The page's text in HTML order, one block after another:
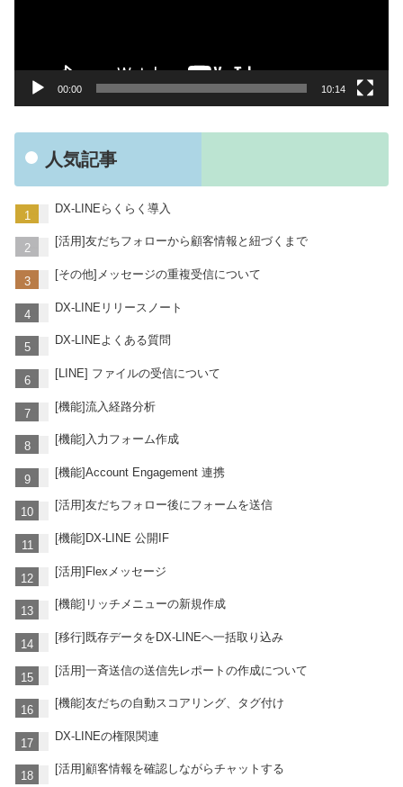
00:00 10:14
人気記事
DX-LINEらくらく導入
[活用]友だちフォローから顧客情報と紐づくまで
[その他]メッセージの重複受信について
DX-LINEリリースノート
DX-LINEよくある質問
[LINE] ファイルの受信について
[機能]流入経路分析
[機能]入力フォーム作成
[機能]Account Engagement 連携
[活用]友だちフォロー後にフォームを送信
[機能]DX-LINE 公開IF
[活用]Flexメッセージ
[機能]リッチメニューの新規作成
[移行]既存データをDX-LINEへ一括取り込み
[活用]一斉送信の送信先レポートの作成について
[機能]友だちの自動スコアリング、タグ付け
DX-LINEの権限関連
[活用]顧客情報を確認しながらチャットする